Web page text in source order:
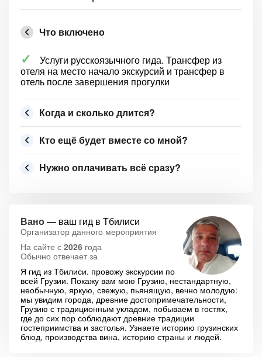
Что включено
Услуги русскоязычного гида. Трансфер из
отеля на место начало экскурсий и трансфер в
отель после завершения прогулки
Когда и сколько длится?
Кто ещё будет вместе со мной?
Нужно оплачивать всё сразу?
Вано— ваш гид в Тбилиси
Организатор данного мероприятия
На сайте с 2026 года
Обычно отвечает за
Я гид из Тбилиси. провожу экскурсии по
всей Грузии. Покажу вам мою Грузию, нестандартную,
необычную, яркую, свежую, пьянящую, вечно молодую:
мы увидим города, древние достопримечательности,
Грузию с традиционным укладом, побываем в гостях,
где до сих пор соблюдают древние традиции
гостеприимства и застолья. Узнаете историю грузинских
блюд, производства вина, историю страны и людей.